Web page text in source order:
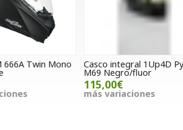
Mono Casco integral 1Up4D Python
M69 Negro/fluor
115,00€
más variaciones